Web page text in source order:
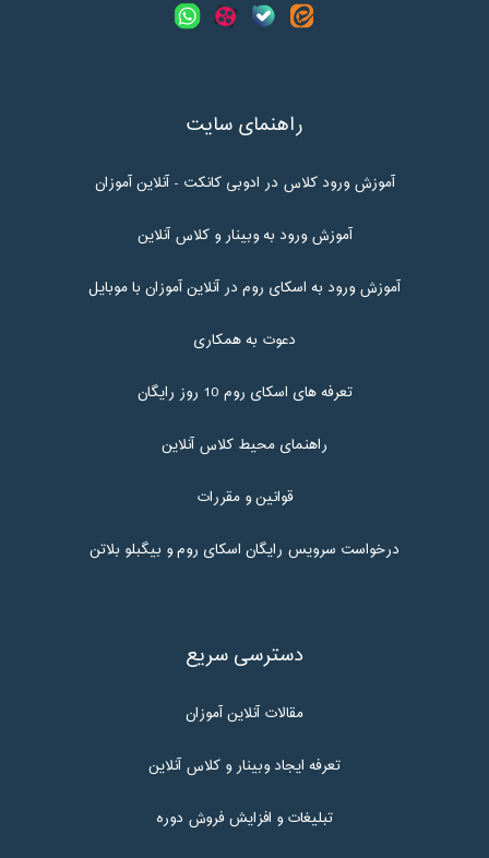
راهنمای سایت
آموزش ورود کلاس در ادوبی کانکت - آنلاین آموزان
آموزش ورود به وبینار و کلاس آنلاین
آموزش ورود به اسکای روم در آنلاین آموزان با موبایل
دعوت به همکاری
تعرفه های اسکای روم 10 روز رایگان
راهنمای محیط کلاس آنلاین
قوانین و مقررات
درخواست سرویس رایگان اسکای روم و بیگبلو بلاتن
دسترسی سریع
مقالات آنلاین آموزان
تعرفه ایجاد وبینار و کلاس آنلاین
تبلیغات و افزایش فروش دوره